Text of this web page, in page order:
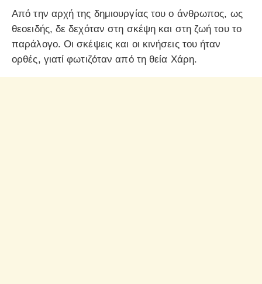
Από την αρχή της δημιουργίας του ο άνθρωπος, ως
θεοειδής, δε δεχόταν στη σκέψη και στη ζωή του το
παράλογο. Οι σκέψεις και οι κινήσεις του ήταν
ορθές, γιατί φωτιζόταν από τη θεία Χάρη.